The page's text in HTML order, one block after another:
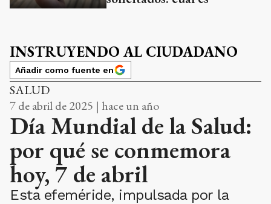
INSTRUYENDO AL CIUDADANO
Añadir como fuente en
SALUD
7 de abril de 2025 | hace un año
Día Mundial de la Salud:
por qué se conmemora
hoy, 7 de abril
Esta efeméride, impulsada por la